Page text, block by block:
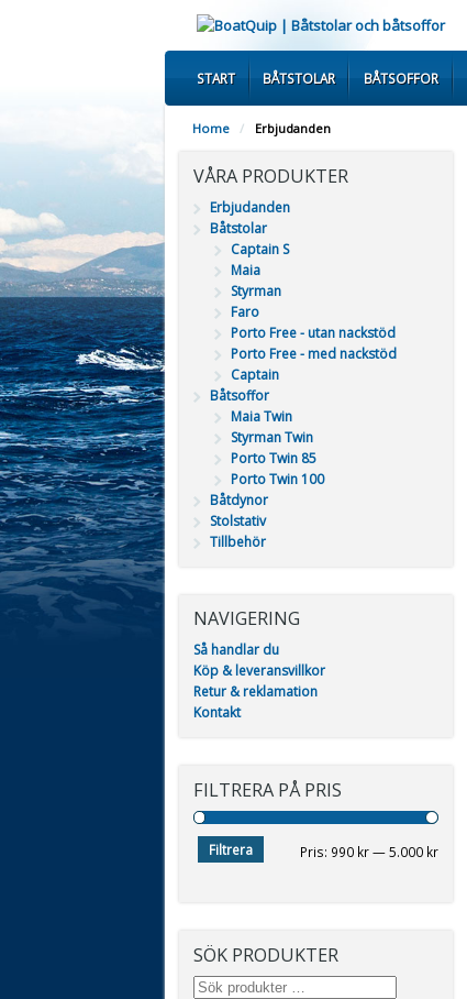
START BÅTSTOLAR BÅTSOFFOR
Home / Erbjudanden
VÅRA PRODUKTER
Erbjudanden
Båtstolar
Captain S
Maia
Styrman
Faro
Porto Free - utan nackstöd
Porto Free - med nackstöd
Captain
Båtsoffor
Maia Twin
Styrman Twin
Porto Twin 85
Porto Twin 100
Båtdynor
Stolstativ
Tillbehör
NAVIGERING
Så handlar du
Köp & leveransvillkor
Retur & reklamation
Kontakt
FILTRERA PÅ PRIS
Min
Max
Filtrera Pris: 990 kr—5.000 kr
SÖK PRODUKTER